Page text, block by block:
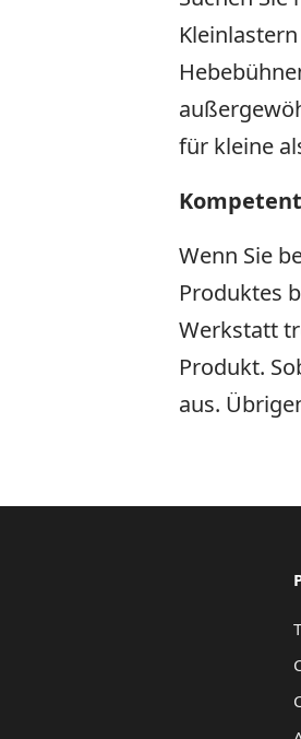
für kleine
Wenn Sie
Produktes
Werkstatt
Produkt.
aus.